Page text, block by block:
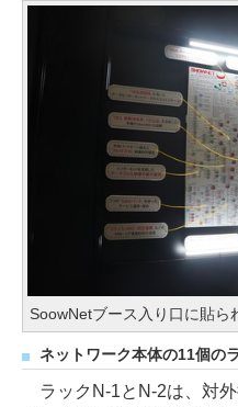
SoowNetブース入り口に貼ら
ネットワーク本体の11個の
ラックN-1とN-2は、対